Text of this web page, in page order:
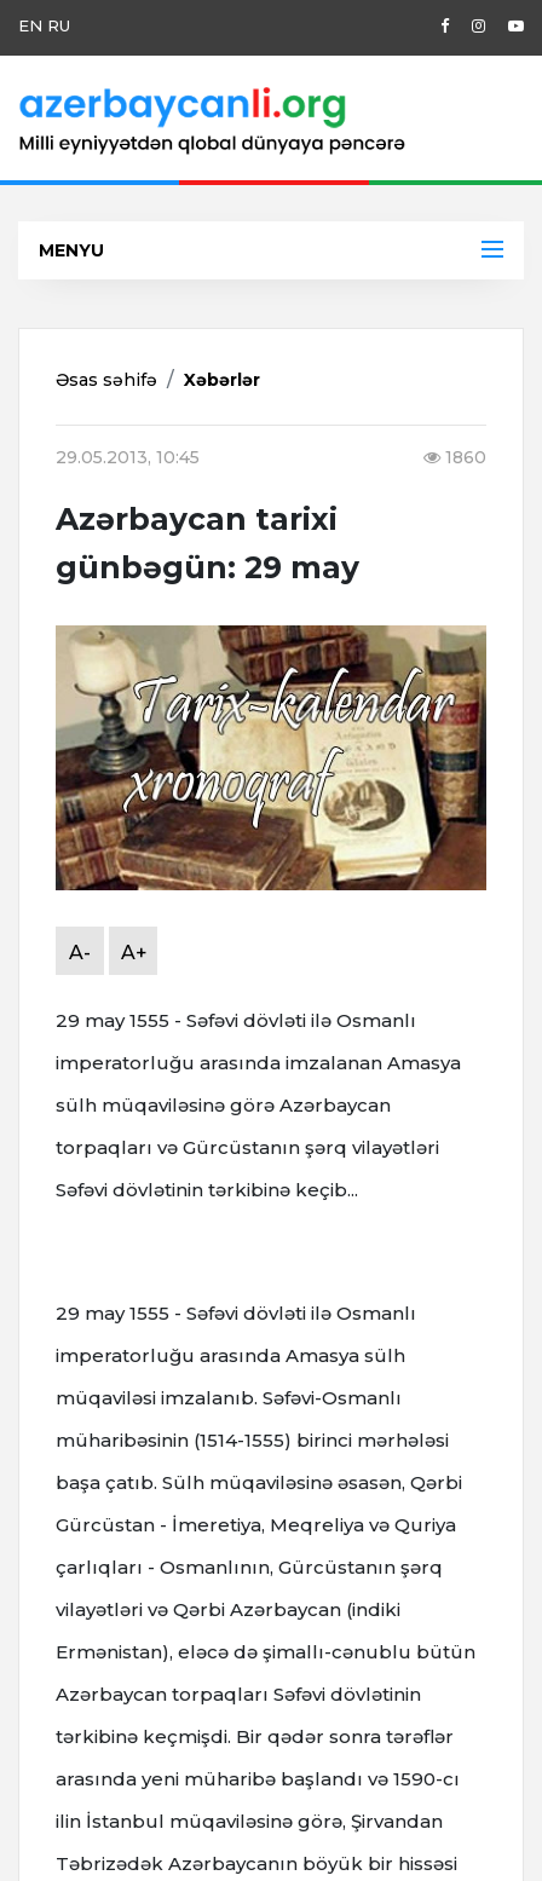
EN RU
MENYU
Əsas səhifə Xəbərlər
29.05.2013, 10:45 1860
Azərbaycan tarixi
günbəgün: 29 may
A- A+
29 may 1555 - Səfəvi dövləti ilə Osmanlı
imperatorluğu arasında imzalanan Amasya
sülh müqaviləsinə görə Azərbaycan
torpaqları və Gürcüstanın şərq vilayətləri
Səfəvi dövlətinin tərkibinə keçib...
29 may 1555 - Səfəvi dövləti ilə Osmanlı
imperatorluğu arasında Amasya sülh
müqaviləsi imzalanıb. Səfəvi-Osmanlı
müharibəsinin (1514-1555) birinci mərhələsi
başa çatıb. Sülh müqaviləsinə əsasən, Qərbi
Gürcüstan - İmeretiya, Meqreliya və Quriya
çarlıqları - Osmanlının, Gürcüstanın şərq
vilayətləri və Qərbi Azərbaycan (indiki
Ermənistan), eləcə də şimallı-cənublu bütün
Azərbaycan torpaqları Səfəvi dövlətinin
tərkibinə keçmişdi. Bir qədər sonra tərəflər
arasında yeni müharibə başlandı və 1590-cı
ilin İstanbul müqaviləsinə görə, Şirvandan
Təbrizədək Azərbaycanın böyük bir hissəsi